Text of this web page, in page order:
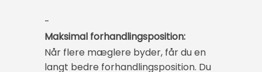
-
Maksimal forhandlingsposition:
Når flere mæglere byder, får du en
langt bedre forhandlingsposition. Du